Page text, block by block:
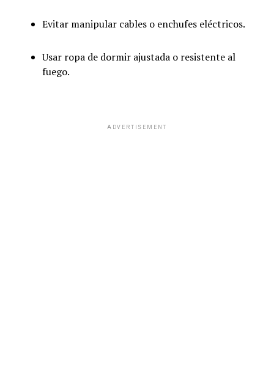
Evitar manipular cables o enchufes eléctricos.
Usar ropa de dormir ajustada o resistente al
fuego.
ADVERTISEMENT